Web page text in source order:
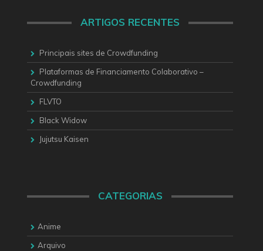
ARTIGOS RECENTES
Principais sites de Crowdfunding
Plataformas de Financiamento Colaborativo –
Crowdfunding
FLVTO
Black Widow
Jujutsu Kaisen
CATEGORIAS
Anime
Arquivo